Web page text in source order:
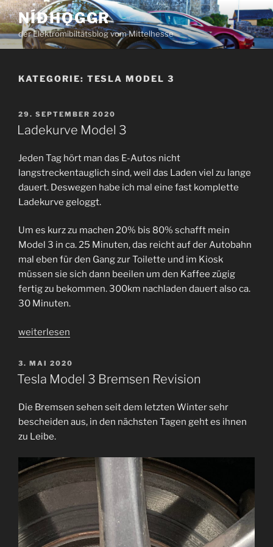
Zum
Inhalt
springen
NÍÐHǪGGR
der Elektromibiltätsblog vom Mittelhesse
KATEGORIE: TESLA MODEL 3
VERÖFFENTLICHT
AM
29. SEPTEMBER 2020
Ladekurve Model 3
Jeden Tag hört man das E-Autos nicht
langstreckentauglich sind, weil das Laden viel zu lange
dauert. Deswegen habe ich mal eine fast komplette
Ladekurve geloggt.
Um es kurz zu machen 20% bis 80% schafft mein
Model 3 in ca. 25 Minuten, das reicht auf der Autobahn
mal eben für den Gang zur Toilette und im Kiosk
müssen sie sich dann beeilen um den Kaffee zügig
fertig zu bekommen. 300km nachladen dauert also ca.
30 Minuten.
„Ladekurve
3“
weiterlesen
VERÖFFENTLICHT
AM
3. MAI 2020
Tesla Model 3 Bremsen Revision
Die Bremsen sehen seit dem letzten Winter sehr
bescheiden aus, in den nächsten Tagen geht es ihnen
zu Leibe.